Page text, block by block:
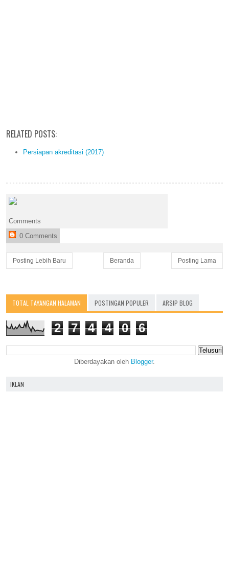
RELATED POSTS:
Persiapan akreditasi (2017)
Comments
0 Comments
Posting Lebih Baru Posting Lama
Beranda
TOTAL TAYANGAN HALAMAN POSTINGAN POPULER ARSIP BLOG
2 7 4 4 0 6
Diberdayakan oleh Blogger.
IKLAN